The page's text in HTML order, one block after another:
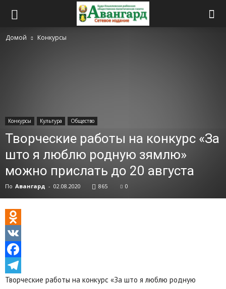
Домой Конкурсы
Конкурсы Культура Общество
Творческие работы на конкурс «За
што я люблю родную зямлю»
можно прислать до 20 августа
По Авангард - 02.08.2020 865 0
Odnoklassniki
VK
Facebook
Telegram
Творческие работы на конкурс «За што я люблю родную